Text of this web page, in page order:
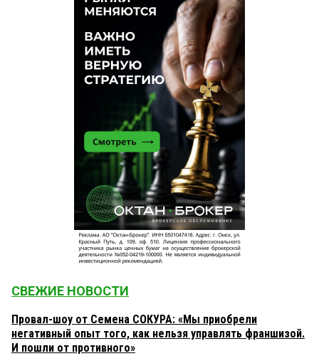
СВЕЖИЕ НОВОСТИ
Провал-шоу от Семена СОКУРА: «Мы приобрели
негативный опыт того, как нельзя управлять франшизой.
И пошли от противного»